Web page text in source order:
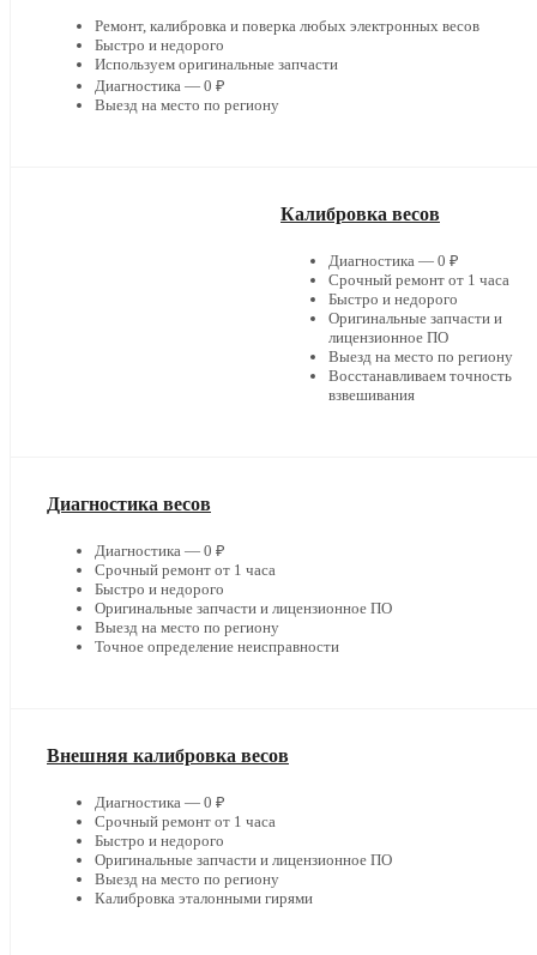
Ремонт, калибровка и поверка любых электронных весов
Быстро и недорого
Используем оригинальные запчасти
Диагностика — 0 ₽
Выезд на место по региону
Калибровка весов
Диагностика — 0 ₽
Срочный ремонт от 1 часа
Быстро и недорого
Оригинальные запчасти и
лицензионное ПО
Выезд на место по региону
Восстанавливаем точность
взвешивания
Диагностика весов
Диагностика — 0 ₽
Срочный ремонт от 1 часа
Быстро и недорого
Оригинальные запчасти и лицензионное ПО
Выезд на место по региону
Точное определение неисправности
Внешняя калибровка весов
Диагностика — 0 ₽
Срочный ремонт от 1 часа
Быстро и недорого
Оригинальные запчасти и лицензионное ПО
Выезд на место по региону
Калибровка эталонными гирями